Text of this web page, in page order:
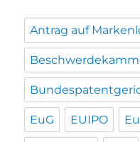
Antrag auf
EuG EUIPO